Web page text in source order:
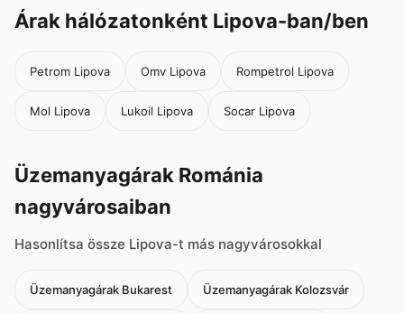
Árak hálózatonként Lipova-ban/ben
Petrom Lipova Omv Lipova Rompetrol Lipova
Mol Lipova Lukoil Lipova Socar Lipova
Üzemanyagárak Románia
nagyvárosaiban
Hasonlítsa össze Lipova-t más nagyvárosokkal
Üzemanyagárak Bukarest Üzemanyagárak Kolozsvár